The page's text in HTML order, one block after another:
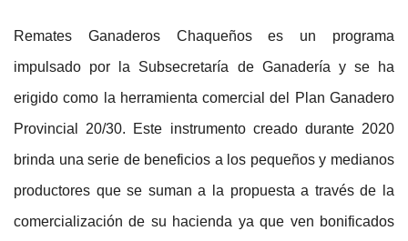
Remates Ganaderos Chaqueños es un programa
impulsado por la Subsecretaría de Ganadería y se ha
erigido como la herramienta comercial del Plan Ganadero
Provincial 20/30. Este instrumento creado durante 2020
brinda una serie de beneficios a los pequeños y medianos
productores que se suman a la propuesta a través de la
comercialización de su hacienda ya que ven bonificados